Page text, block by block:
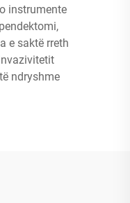
instrumente
e saktë rreth
ndryshme